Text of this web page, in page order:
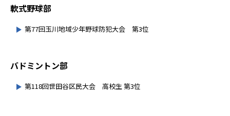
軟式野球部
第77回玉川地域少年野球防犯大会 第3位
バドミントン部
第118回世田谷区民大会 高校生 第3位